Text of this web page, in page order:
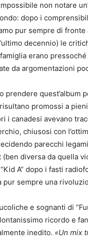
non notare
dopo i
pur sempre di fronte
decennio) le
erano
da argomentazioni
prendere quest’album
promossi a
i canadesi avevano
chiusosi con
parecchi
diversa da quella
A” dopo i fasti
pur sempre una
e sognanti di
ricordo e
inedito. «Un mix